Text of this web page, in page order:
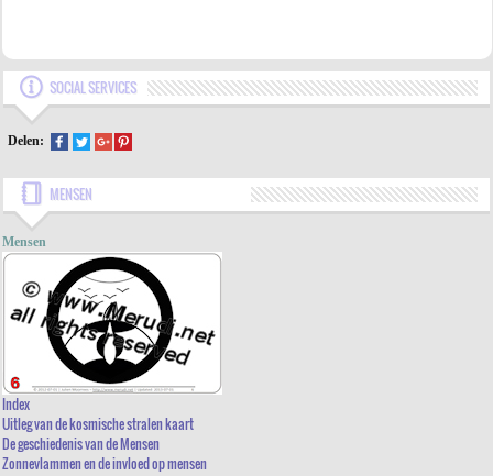
SOCIAL SERVICES
Delen:
MENSEN
UITLEG VAN DE KOSMISCHE STRALEN KAART
DE GESCHIEDENIS VAN DE MENSEN
ZONNEVLAMMEN EN DE INVLOED OP MENSEN
Mensen
Index
Uitleg van de kosmische stralen kaart
De geschiedenis van de Mensen
Zonnevlammen en de invloed op mensen